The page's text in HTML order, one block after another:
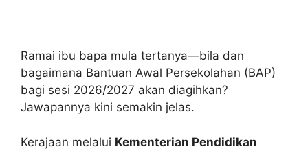
Ramai ibu bapa mula tertanya—bila dan
bagaimana Bantuan Awal Persekolahan (BAP)
bagi sesi 2026/2027 akan diagihkan?
Jawapannya kini semakin jelas.
Kerajaan melalui Kementerian Pendidikan